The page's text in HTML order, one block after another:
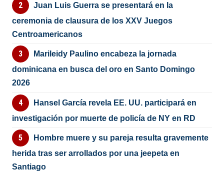
Juan Luis Guerra se presentará en la
ceremonia de clausura de los XXV Juegos
Centroamericanos
Marileidy Paulino encabeza la jornada
dominicana en busca del oro en Santo Domingo
2026
Hansel García revela EE. UU. participará en
investigación por muerte de policía de NY en RD
Hombre muere y su pareja resulta gravemente
herida tras ser arrollados por una jeepeta en
Santiago